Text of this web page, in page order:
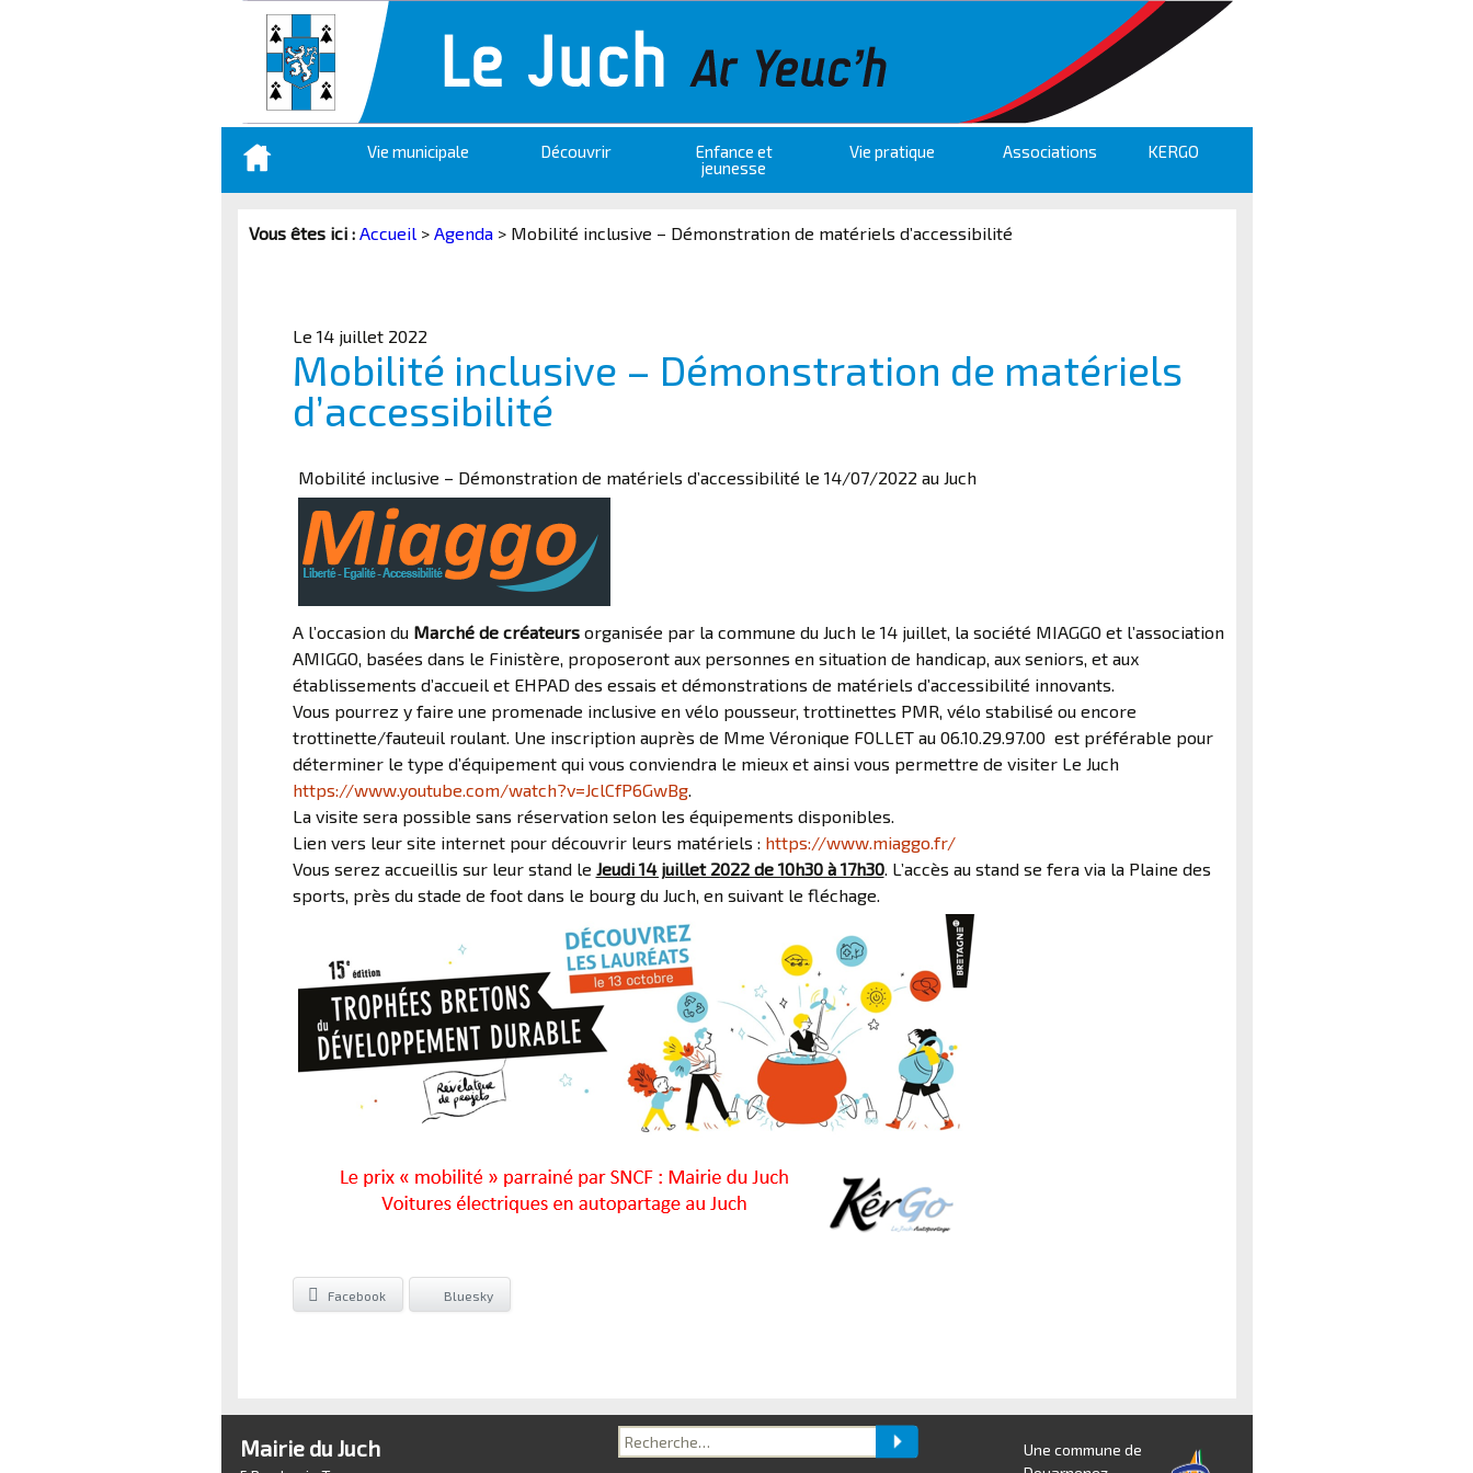
Aller
contenu
Vie municipale Découvrir
Enfance et
jeunesse
Vie pratique Associations KERGO
Vous êtes ici : Accueil> Agenda> Mobilité inclusive – Démonstration de matériels d’accessibilité
Le 14 juillet 2022
Mobilité inclusive – Démonstration de matériels
d’accessibilité
Mobilité inclusive – Démonstration de matériels d’accessibilité le 14/07/2022 au Juch
A l’occasion du Marché de créateursorganisée par la commune du Juch le 14 juillet, la société MIAGGO et l’association
AMIGGO, basées dans le Finistère, proposeront aux personnes en situation de handicap, aux seniors, et aux
établissements d’accueil et EHPADdes essais et démonstrations de matériels d’accessibilité innovants.
Vous pourrez y faire une promenade inclusive en vélo pousseur, trottinettes PMR, vélo stabilisé ou encore
trottinette/fauteuil roulant. Une inscription auprès de Mme Véronique FOLLET au 06.10.29.97.00 est préférable pour
déterminer le type d’équipement qui vous conviendra le mieux et ainsi vous permettre de visiter Le Juch
https://www.youtube.com/watch?v=JclCfP6GwBg.
La visite sera possible sans réservation selon les équipements disponibles.
Lien vers leur site internet pour découvrir leurs matériels : https://www.miaggo.fr/
Vous serez accueillis sur leur stand le Jeudi 14 juillet 2022 de 10h30 à 17h30. L’accès au stand se fera via la Plaine des
sports, près du stade de foot dans le bourg du Juch, en suivant le fléchage.
Facebook Bluesky
Mairie du Juch
Recherche
pour :
Une commune de